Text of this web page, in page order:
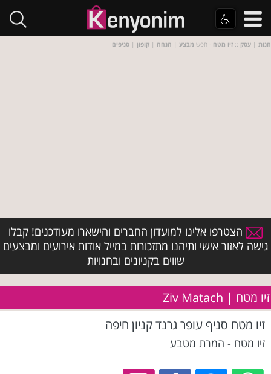
חנות | עסק :: זיו מטח - חפש מבצע | הנחה | קופון | סניפים
הצטרפו אלינו למועדון החברים והישארו מעודכנים! קבלו
גישה לאזור אישי ותיהנו מתזכורות במייל אודות אירועים ומבצעים
שווים בקניונים ובחנויות
זיו מטח | Ziv Matach
זיו מטח סניף עופר גרנד קניון חיפה
זיו מטח - המרת מטבע